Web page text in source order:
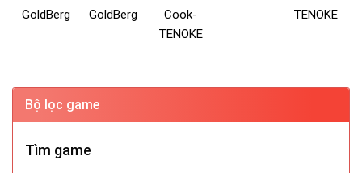
GoldBerg
GoldBerg
Cook-
TENOKE
TENOKE
Bộ lọc game
Tìm game